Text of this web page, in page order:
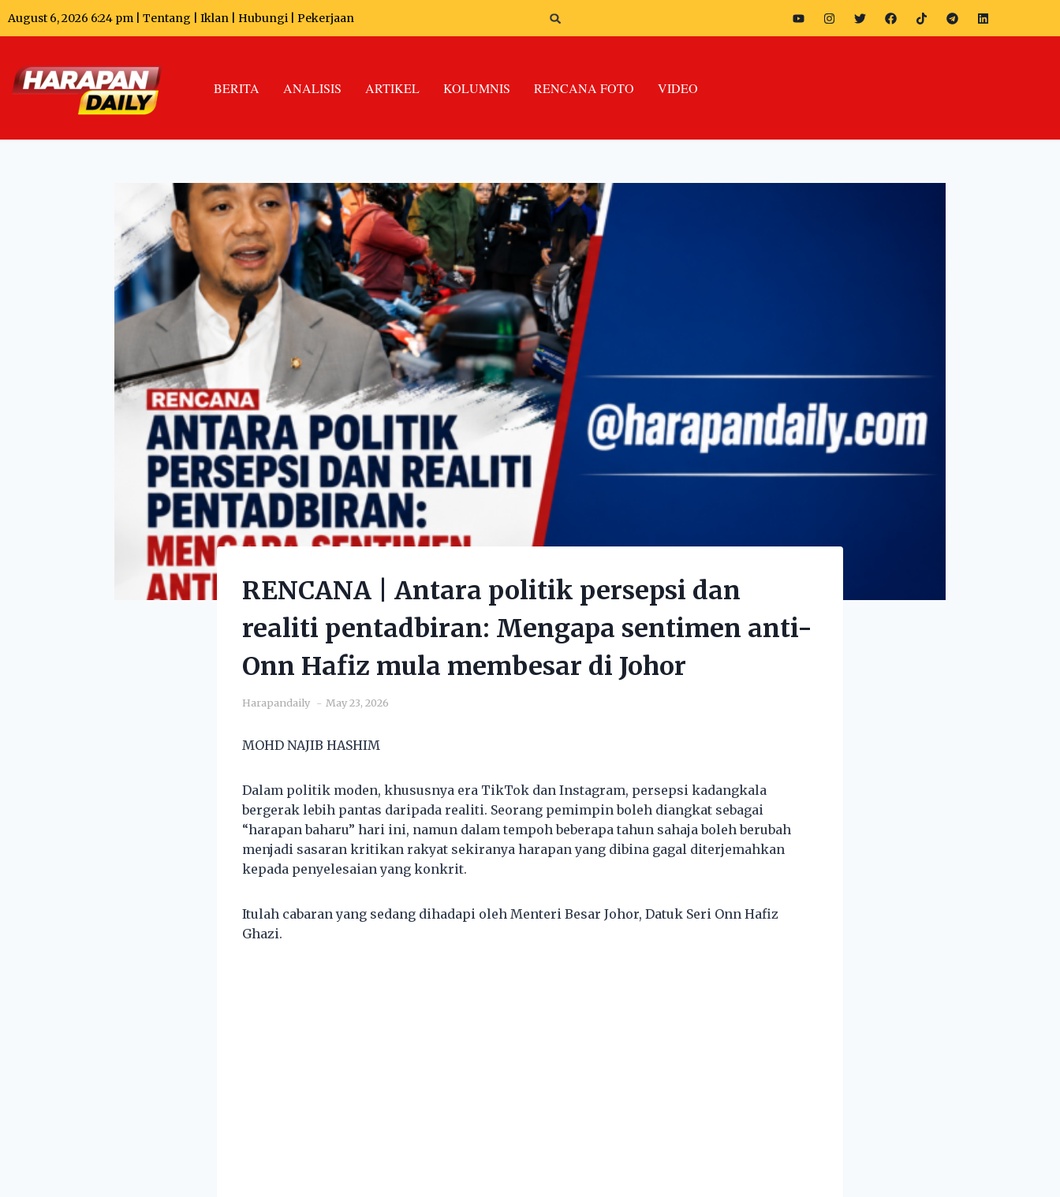
August 6, 2026 6:24 pm | Tentang Iklan Hubungi Pekerjaan
BERITA ANALISIS ARTIKEL KOLUMNIS RENCANA FOTO VIDEO
RENCANA | Antara politik persepsi dan
realiti pentadbiran: Mengapa sentimen anti-
Onn Hafiz mula membesar di Johor
Harapandaily May 23, 2026
MOHD NAJIB HASHIM
Dalam politik moden, khususnya era TikTok dan Instagram, persepsi kadangkala
bergerak lebih pantas daripada realiti. Seorang pemimpin boleh diangkat sebagai
“harapan baharu” hari ini, namun dalam tempoh beberapa tahun sahaja boleh berubah
menjadi sasaran kritikan rakyat sekiranya harapan yang dibina gagal diterjemahkan
kepada penyelesaian yang konkrit.
Itulah cabaran yang sedang dihadapi oleh Menteri Besar Johor, Datuk Seri Onn Hafiz
Ghazi.